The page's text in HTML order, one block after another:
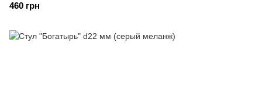
460 грн